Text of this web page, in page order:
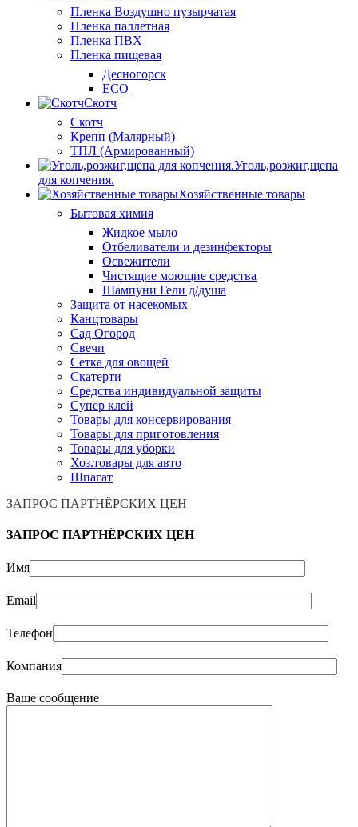
Пленка Воздушно пузырчатая
Пленка паллетная
Пленка ПВХ
Пленка пищевая
Десногорск
ECO
Скотч
Скотч
Крепп (Малярный)
ТПЛ (Армированный)
Уголь,розжиг,щепа
для копчения.
Хозяйственные товары
Бытовая химия
Жидкое мыло
Отбеливатели и дезинфекторы
Освежители
Чистящие моющие средства
Шампуни Гели д/душа
Защита от насекомых
Канцтовары
Сад Огород
Свечи
Сетка для овощей
Скатерти
Средства индивидуальной защиты
Супер клей
Товары для консервирования
Товары для приготовления
Товары для уборки
Хоз.товары для авто
Шпагат
ЗАПРОС ПАРТНЁРСКИХ ЦЕН
ЗАПРОС ПАРТНЁРСКИХ ЦЕН
Имя
Email
Телефон
Компания
Ваше сообщение